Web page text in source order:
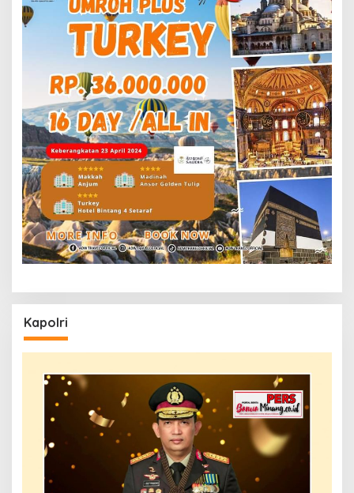
Kapolri